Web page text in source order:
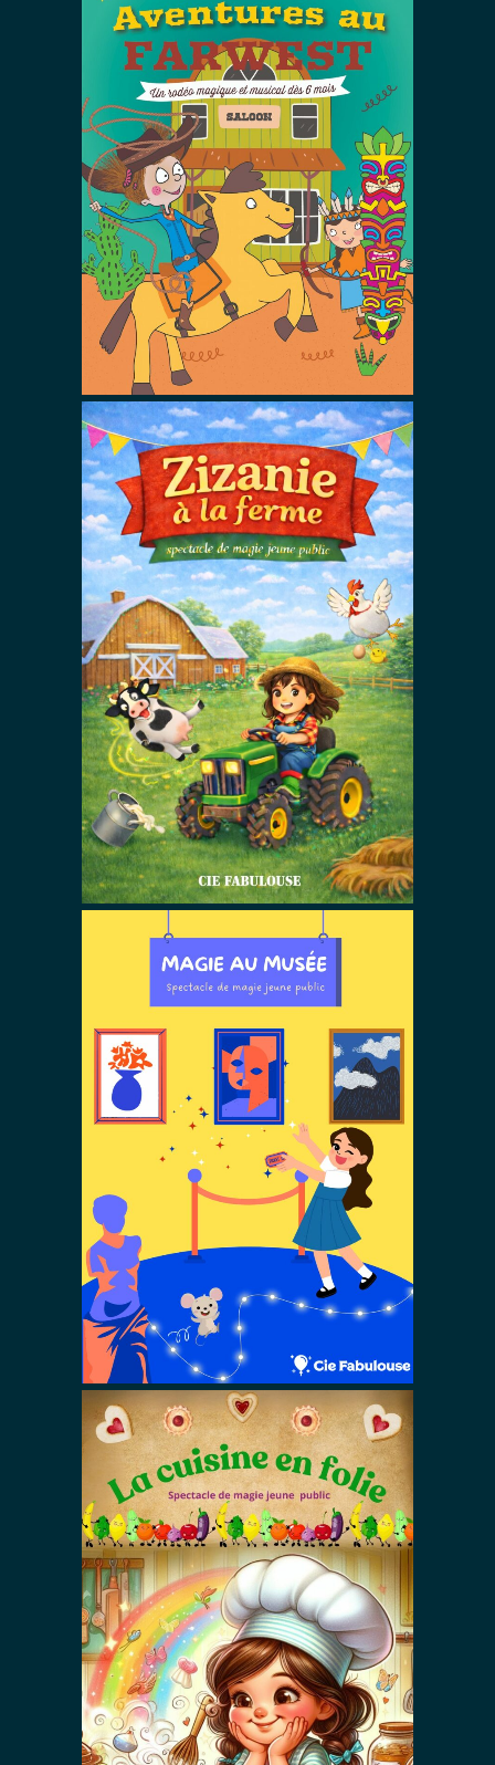
Lulu et Zoé :
Aventures au
FARWEST !
Spectacles De Magie Avec Zoé
Zizanie à la
ferme !
Autres Spectacles De Magie
Magie au
musée
Autres Spectacles De Magie
La cuisine en
folie
Autres Spectacles De Magie